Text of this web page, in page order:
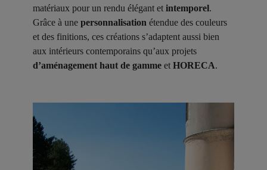
matériaux pour un rendu élégant et intemporel.
Grâce à une personnalisation étendue des couleurs
et des finitions, ces créations s’adaptent aussi bien
aux intérieurs contemporains qu’aux projets
d’aménagement haut de gamme et HORECA.